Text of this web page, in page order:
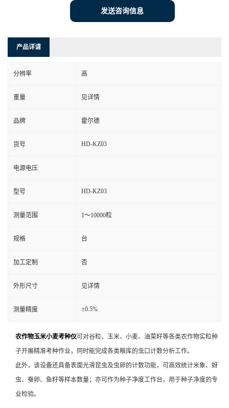
发送咨询信息
产品详请
分辨率 高
重量 见详情
品牌 霍尔德
货号 HD-KZ03
电源电压
型号 HD-KZ03
测量范围 1～10000粒
规格 台
加工定制 否
外形尺寸 见详情
测量精度 ±0.5%
农作物玉米小麦考种仪可对谷粒、玉米、小麦、油菜籽等各类农作物实粒种
子开展精准考种作业，同时能完成各类粮库的虫口计数分析工作。
此外，该设备还具备表面光滑昆虫及虫卵的计数功能，可高效统计米象、蚜
虫、蚕卵、鱼籽等样本数量；亦可作为种子净度工作台，用于种子净度的专
业检验。